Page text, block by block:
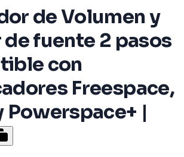
de Volumen y
fuente 2 pasos
con
Freespace,
Powerspace+ |